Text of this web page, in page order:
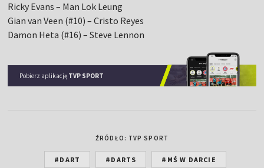
Ricky Evans – Man Lok Leung
Gian van Veen (#10) – Cristo Reyes
Damon Heta (#16) – Steve Lennon
Pobierz aplikację TVP SPORT
ŹRÓDŁO: TVP SPORT
#DART #DARTS #MŚ W DARCIE